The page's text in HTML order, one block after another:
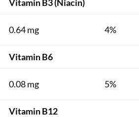
Vitamin B3 (Niacin)
0.64 mg 4%
Vitamin B6
0.08 mg 5%
Vitamin B12